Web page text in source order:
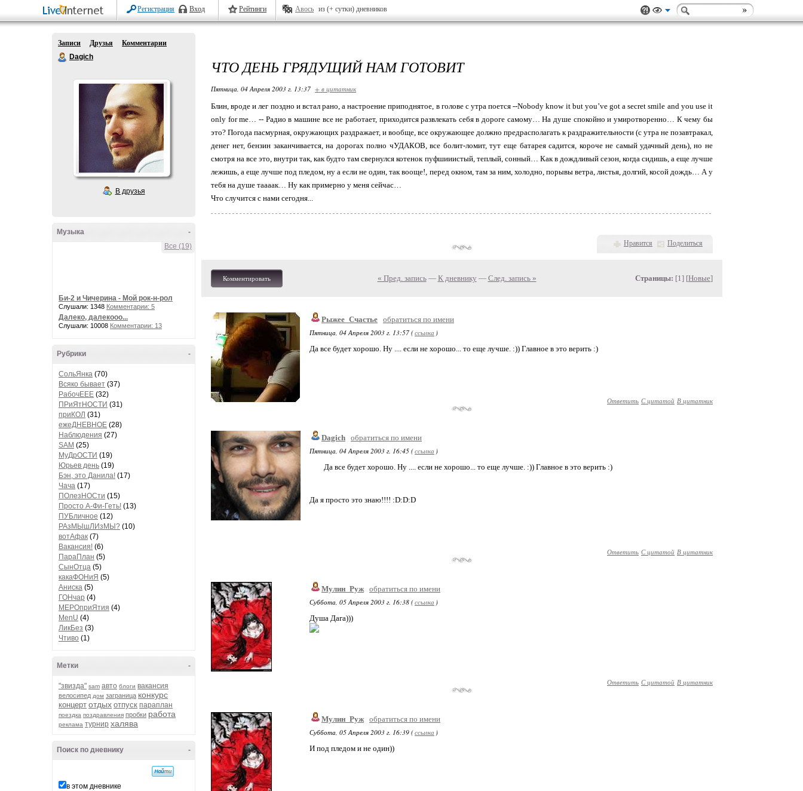
Регистрация Вход Рейтинги Авось из (+ сутки) дневников
Записи Друзья
Комментарии
Dagich
В друзья
-
Музыка
Все (19)
Би-2 и Чичерина - Мой рок-н-рол
Слушали: 1348 Комментарии: 5
Далеко, далекооо...
Слушали: 10008 Комментарии: 13
-
Рубрики
СольЯнка (70)
Всяко бывает (37)
РабочЕЕЕ (32)
ПРиЯтНОСТИ (31)
приКОЛ (31)
ежеДНЕВНОЕ (28)
Наблюдения (27)
SAM (25)
МуДрОСТИ (19)
Юрьев день (19)
Бэн, это Данила! (17)
Чача (17)
ПОлезНОСти (15)
Просто А-Фи-Геть! (13)
ПУБличное (12)
РАзМЫшЛИзМЫ? (10)
вотАфак (7)
Вакансия! (6)
ПараПлан (5)
СынОтца (5)
какаФОНиЯ (5)
Аниска (5)
ГОНчар (4)
МЕРОприЯтия (4)
MenU (4)
ЛикБез (3)
Чтиво (1)
-
Метки
"звизда" sam авто блоги вакансия
велосипед дом заграница конкурс
концерт отдых отпуск параплан
поездка поздравления пробки работа
реклама турнир халява
-
Поиск по дневнику
в этом дневнике
ЧТО ДЕНЬ ГРЯДУЩИЙ НАМ ГОТОВИТ
Пятница, 04 Апреля 2003 г. 13:37 + в цитатник
Блин, вроде и лег поздно и встал рано, а настроение приподнятое, в голове с утра поется --Nobody know it but you’ve got a secret smile and you use it
only for me… -- Радио в машине все не работает, приходится развлекать себя в дороге самому… На душе спокойно и умиротворенно… К чему бы
это? Погода пасмурная, окружающих раздражает, и вообще, все окружающее должно предрасполагать к раздражительности (с утра не позавтракал,
денег нет, бензин заканчивается, на дорогах полно чУДАКОВ, все болит-ломит, тут еще батарея садится, короче не самый удачный день), но не
смотря на все это, внутри так, как будто там свернулся котенок пуфшииистый, теплый, сонный… Как в дождливый сезон, когда сидишь, а еще лучше
лежишь, а еще лучше под пледом, ну а если не один, так вооще!, перед окном, там за ним, холодно, порывы ветра, листья, долгий, косой дождь… А у
тебя на душе таааак… Ну как примерно у меня сейчас…
Что случится с нами сегодня...
Нравится Поделиться
Комментировать « Пред. запись— К дневнику — След. запись » Страницы: [1] [Новые]
Рыжее_Счастье обратиться по имени
Пятница, 04 Апреля 2003 г. 13:57 (ссылка )
Да все будет хорошо. Ну .... если не хорошо... то еще лучше. :)) Главное в это верить :)
Ответить С цитатой В цитатник
Dagich обратиться по имени
Пятница, 04 Апреля 2003 г. 16:45 (ссылка )
Да все будет хорошо. Ну .... если не хорошо... то еще лучше. :)) Главное в это верить :)
Да я просто это знаю!!!! :D:D:D
Ответить С цитатой В цитатник
Мулин_Руж обратиться по имени
Суббота, 05 Апреля 2003 г. 16:38 (ссылка )
Душа Дага)))
Ответить С цитатой В цитатник
Мулин_Руж обратиться по имени
Суббота, 05 Апреля 2003 г. 16:39 (ссылка )
И под пледом и не один))